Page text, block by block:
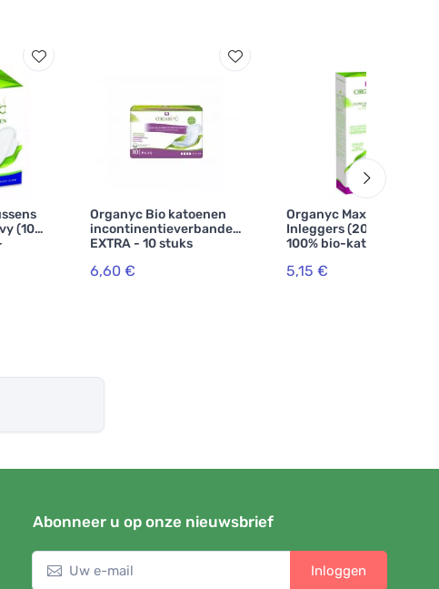
(10
Organyc Bio katoenen
incontinentieverbanden
EXTRA - 10 stuks
6,60 €
Organyc Maxi Slip
Inleggers (20 stuks) -
100% bio-katoen,
5,15 €
Abonneer u op onze nieuwsbrief
Inloggen